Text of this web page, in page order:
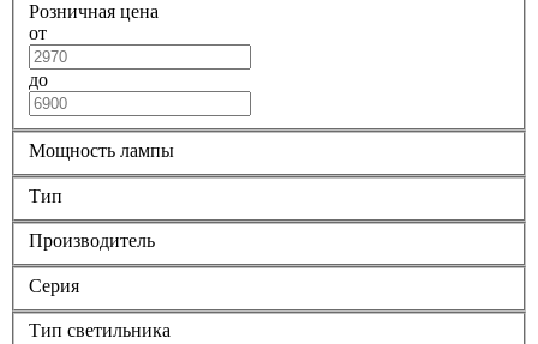
Розничная цена
от
до
Мощность лампы
Тип
Производитель
Серия
Тип светильника